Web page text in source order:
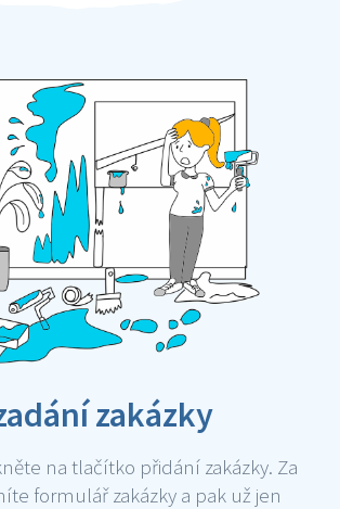
zakázky
na tlačítko přidání zakázky. Za
formulář zakázky a pak už jen